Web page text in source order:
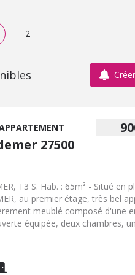
2
27500
T3 S. Hab. : 65m² - Situé en
au premier étage, très bel
meublé composé d'une
équipée, deux chambres,
l'électricité des communs. -
: B - Montant estimé des